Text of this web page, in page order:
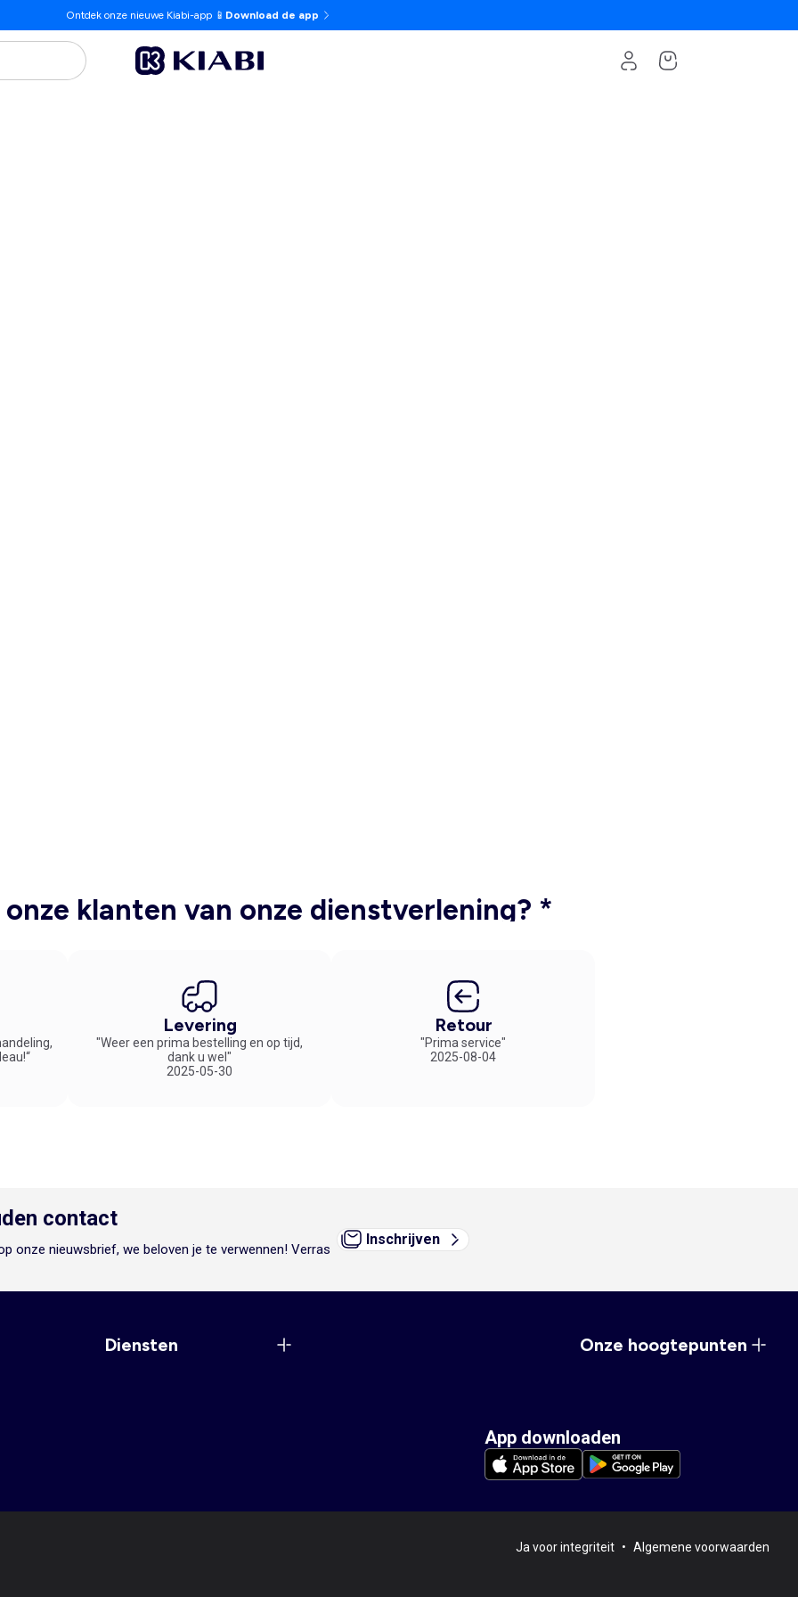
Ontdek onze nieuwe Kiabi-app 📱 Download de app
klanten van onze dienstverlening? *
Levering
"Weer een prima bestelling en op tijd,
dank u wel"
2025-05-30
Retour
"Prima service"
2025-08-04
contact
onze nieuwsbrief, we beloven je te verwennen! Verras
Inschrijven
Diensten Onze hoogtepunten
App downloaden
Ja voor integriteit • Algemene voorwaarden